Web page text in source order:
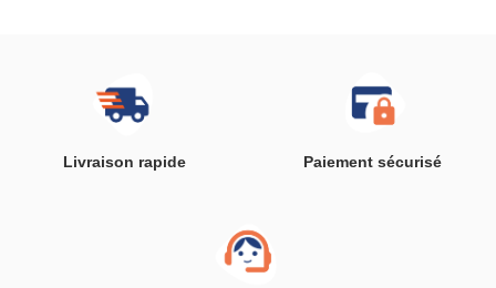
Livraison rapide Paiement sécurisé